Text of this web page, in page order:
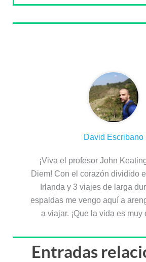
David Escribano
¡Viva el profesor John
Diem! Con el corazón dividido
Irlanda y 3 viajes de larga
espaldas me vengo aquí a
a viajar. ¡Que la vida es muy
Entradas